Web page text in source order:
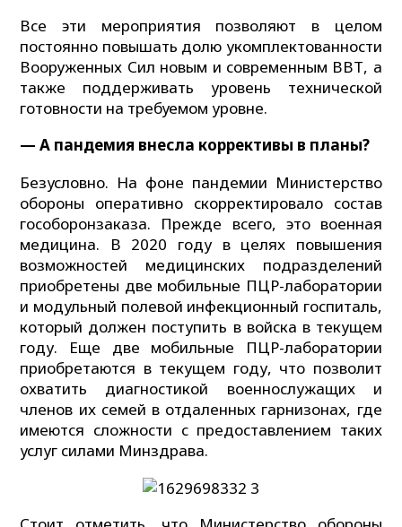
Все эти мероприятия позволяют в целом
постоянно повышать долю укомплектованности
Вооруженных Сил новым и современным ВВТ, а
также поддерживать уровень технической
готовности на требуемом уровне.
— А пандемия внесла коррективы в планы?
Безусловно. На фоне пандемии Министерство
обороны оперативно скорректировало состав
гособоронзаказа. Прежде всего, это военная
медицина. В 2020 году в целях повышения
возможностей медицинских подразделений
приобретены две мобильные ПЦР-лаборатории
и модульный полевой инфекционный госпиталь,
который должен поступить в войска в текущем
году. Еще две мобильные ПЦР-лаборатории
приобретаются в текущем году, что позволит
охватить диагностикой военнослужащих и
членов их семей в отдаленных гарнизонах, где
имеются сложности с предоставлением таких
услуг силами Минздрава.